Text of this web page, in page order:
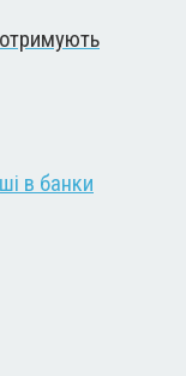
в банки